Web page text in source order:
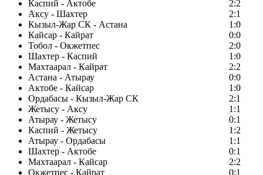
Каспий - Актобе
2:2
Аксу - Шахтер
2:1
Кызыл-Жар СК - Астана
1:0
Кайсар - Кайрат
0:0
Тобол - Окжетпес
2:0
Шахтер - Каспий
1:0
Махтаарал - Кайрат
2:2
Астана - Атырау
0:0
Актобе - Кайсар
1:0
Ордабасы - Кызыл-Жар СК
2:1
Жетысу - Аксу
1:1
Атырау - Жетысу
0:1
Каспий - Жетысу
1:2
Атырау - Ордабасы
1:1
Шахтер - Актобе
0:1
Махтаарал - Кайсар
2:2
Окжетпес - Кайрат
0:1